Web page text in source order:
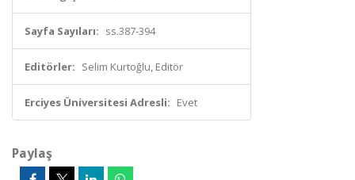
Sayfa Sayıları: ss.387-394
Editörler: Selim Kurtoğlu, Editör
Erciyes Üniversitesi Adresli: Evet
Paylaş